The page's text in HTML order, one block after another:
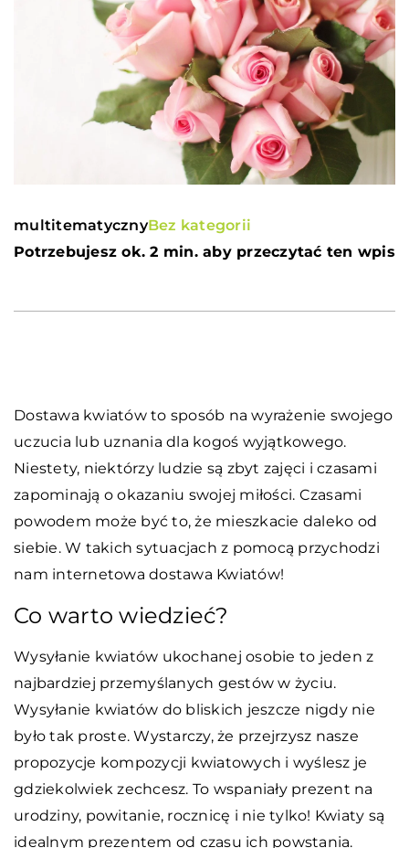
multitematycznyBez kategorii
Potrzebujesz ok. 2 min. aby przeczytać ten wpis
Dostawa kwiatów to sposób na wyrażenie swojego
uczucia lub uznania dla kogoś wyjątkowego.
Niestety, niektórzy ludzie są zbyt zajęci i czasami
zapominają o okazaniu swojej miłości. Czasami
powodem może być to, że mieszkacie daleko od
siebie. W takich sytuacjach z pomocą przychodzi
nam internetowa dostawa Kwiatów!
Co warto wiedzieć?
Wysyłanie kwiatów ukochanej osobie to jeden z
najbardziej przemyślanych gestów w życiu.
Wysyłanie kwiatów do bliskich jeszcze nigdy nie
było tak proste. Wystarczy, że przejrzysz nasze
propozycje kompozycji kwiatowych i wyślesz je
gdziekolwiek zechcesz. To wspaniały prezent na
urodziny, powitanie, rocznicę i nie tylko! Kwiaty są
idealnym prezentem od czasu ich powstania.